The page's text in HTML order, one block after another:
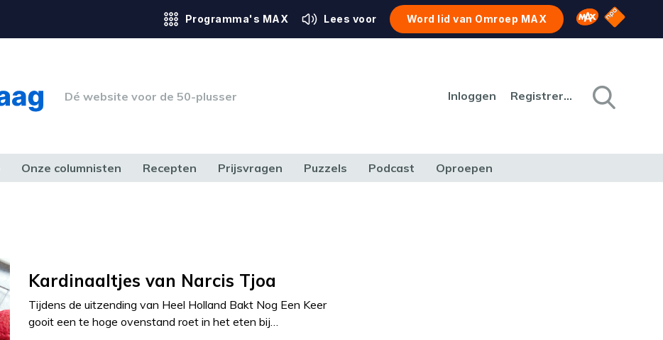
Programma's MAX Lees voor Word lid van Omroep MAX Omroep MAX
NPO
Dé website voor de 50-plusser Inloggen Registreren
Onze columnisten Recepten Prijsvragen Puzzels Podcast Oproepen
Kardinaaltjes van Narcis Tjoa
Tijdens de uitzending van Heel Holland Bakt Nog Een Keer
gooit een te hoge ovenstand roet in het eten bij…